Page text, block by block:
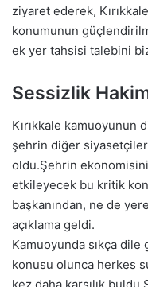
ziyaret ederek,
konumunun
ek yer tahsisi talebini
Sessizlik
Kırıkkale kamuoyunun
şehrin diğer
oldu.Şehrin
etkileyecek bu kritik
başkanından, ne de
açıklama geldi.
Kamuoyunda sıkça
konusu olunca herkes